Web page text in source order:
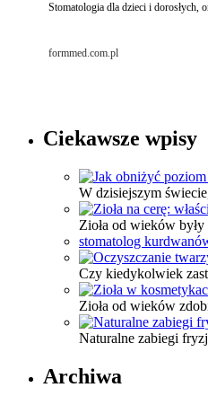
Stomatologia dla dzieci i dorosłych,
formmed.com.pl
Ciekawsze wpisy
W dzisiejszym
Zioła od wieków
stomatolog
Czy kiedykolwiek
Zioła od wieków
Naturalne zabiegi
Archiwa